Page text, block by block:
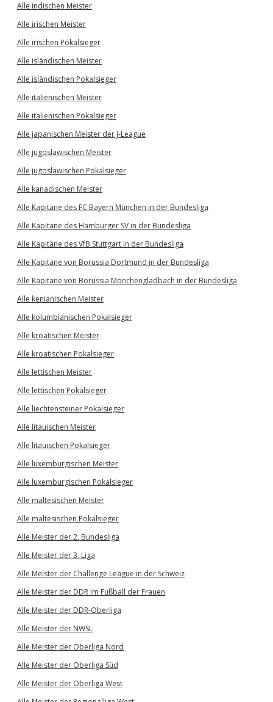
Alle indischen Meister
Alle irischen Meister
Alle irischen Pokalsieger
Alle isländischen Meister
Alle isländischen Pokalsieger
Alle italienischen Meister
Alle italienischen Pokalsieger
Alle japanischen Meister der J-League
Alle jugoslawischen Meister
Alle jugoslawischen Pokalsieger
Alle kanadischen Meister
Alle Kapitäne des FC Bayern München in der Bundesliga
Alle Kapitäne des Hamburger SV in der Bundesliga
Alle Kapitäne des VfB Stuttgart in der Bundesliga
Alle Kapitäne von Borussia Dortmund in der Bundesliga
Alle Kapitäne von Borussia Mönchengladbach in der Bundesliga
Alle kenianischen Meister
Alle kolumbianischen Pokalsieger
Alle kroatischen Meister
Alle kroatischen Pokalsieger
Alle lettischen Meister
Alle lettischen Pokalsieger
Alle liechtensteiner Pokalsieger
Alle litauischen Meister
Alle litauischen Pokalsieger
Alle luxemburgischen Meister
Alle luxemburgischen Pokalsieger
Alle maltesischen Meister
Alle maltesischen Pokalsieger
Alle Meister der 2. Bundesliga
Alle Meister der 3. Liga
Alle Meister der Challenge League in der Schweiz
Alle Meister der DDR im Fußball der Frauen
Alle Meister der DDR-Oberliga
Alle Meister der NWSL
Alle Meister der Oberliga Nord
Alle Meister der Oberliga Süd
Alle Meister der Oberliga West